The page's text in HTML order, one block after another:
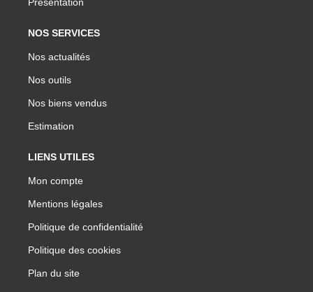
NOS SERVICES
Nos actualités
Nos outils
Nos biens vendus
Estimation
LIENS UTILES
Mon compte
Mentions légales
Politique de confidentialité
Politique des cookies
Plan du site